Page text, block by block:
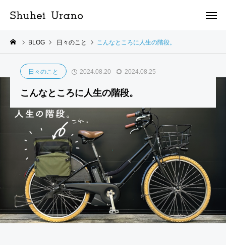
BLOG 日々のこと こんなところに人生の階段。
日々のこと 2024.08.20 2024.08.25
こんなところに人生の階段。